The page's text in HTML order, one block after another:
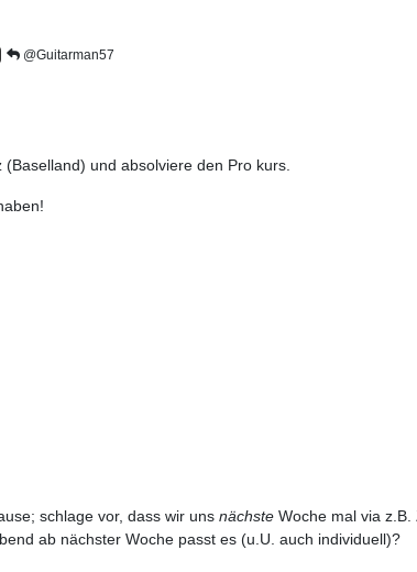
@Guitarman57
und absolviere den Pro kurs.
schlage vor, dass wir uns nächste Woche mal via
ab nächster Woche passt es (u.U. auch individuell)?